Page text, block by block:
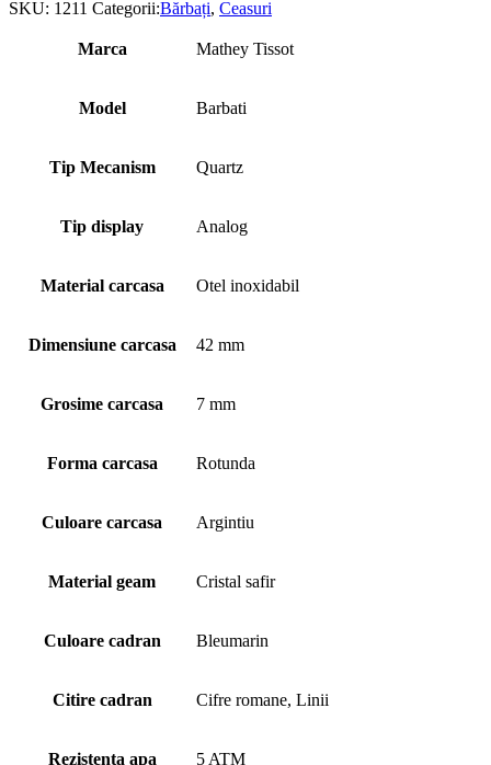
SKU: 1211 Categorii:Bărbați, Ceasuri
Marca Mathey Tissot
Model Barbati
Tip Mecanism Quartz
Tip display Analog
Material carcasa Otel inoxidabil
Dimensiune carcasa 42 mm
Grosime carcasa 7 mm
Forma carcasa Rotunda
Culoare carcasa Argintiu
Material geam Cristal safir
Culoare cadran Bleumarin
Citire cadran Cifre romane, Linii
Rezistenta apa 5 ATM